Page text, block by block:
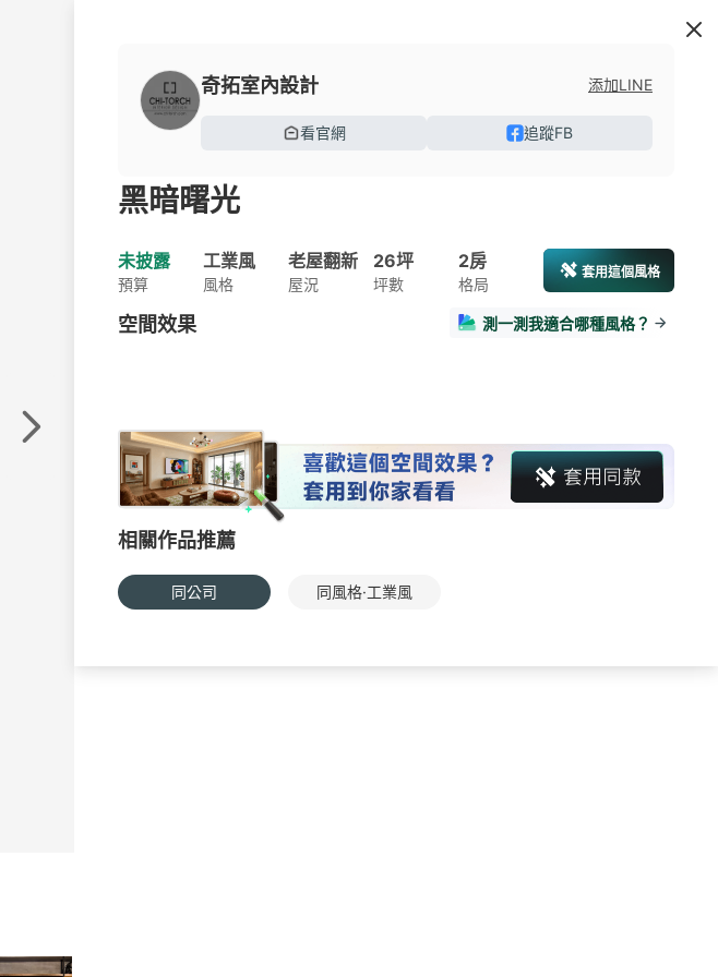
奇拓室內設計 添加LINE
看官網 追蹤FB
黑暗曙光
未披露
預算
工業風
風格
老屋翻新
屋況
26坪
坪數
2房
格局
套用這個風格
空間效果 測一測我適合哪種風格？
相關作品推薦
同公司 同風格·工業風